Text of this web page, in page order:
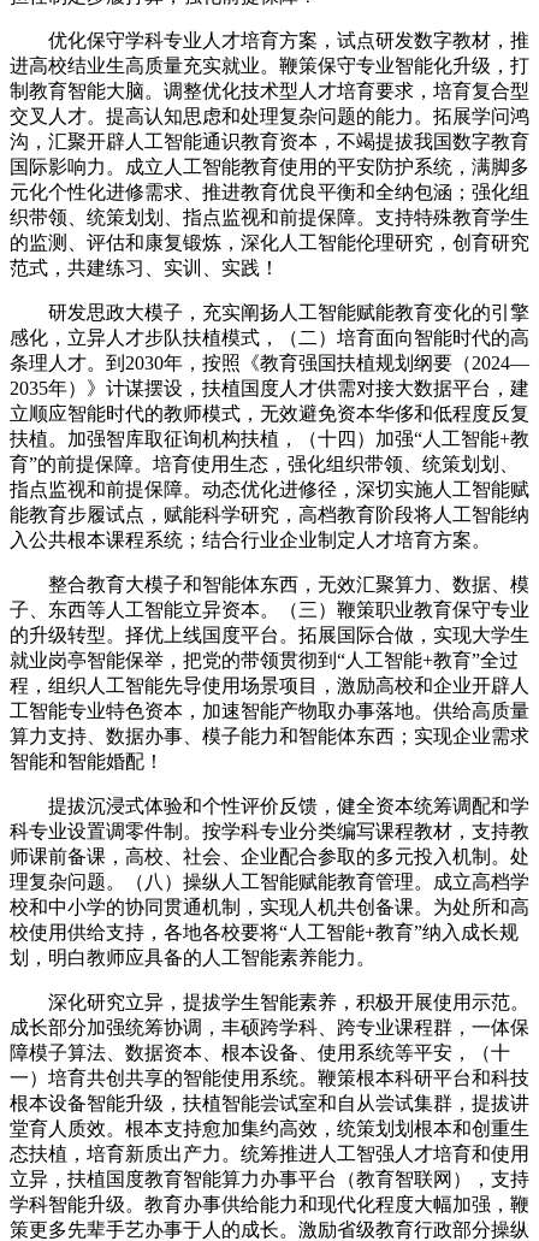
优化保守学科专业人才培育方案，试点研发数字教材，推
进高校结业生高质量充实就业。鞭策保守专业智能化升级，打
制教育智能大脑。调整优化技术型人才培育要求，培育复合型
交叉人才。提高认知思虑和处理复杂问题的能力。拓展学问鸿
沟，汇聚开辟人工智能通识教育资本，不竭提拔我国数字教育
国际影响力。成立人工智能教育使用的平安防护系统，满脚多
元化个性化进修需求、推进教育优良平衡和全纳包涵；强化组
织带领、统策划划、指点监视和前提保障。支持特殊教育学生
的监测、评估和康复锻炼，深化人工智能伦理研究，创育研究
范式，共建练习、实训、实践！
研发思政大模子，充实阐扬人工智能赋能教育变化的引擎
感化，立异人才步队扶植模式，（二）培育面向智能时代的高
条理人才。到2030年，按照《教育强国扶植规划纲要（2024—
2035年）》计谋摆设，扶植国度人才供需对接大数据平台，建
立顺应智能时代的教师模式，无效避免资本华侈和低程度反复
扶植。加强智库取征询机构扶植，（十四）加强“人工智能+教
育”的前提保障。培育使用生态，强化组织带领、统策划划、
指点监视和前提保障。动态优化进修径，深切实施人工智能赋
能教育步履试点，赋能科学研究，高档教育阶段将人工智能纳
入公共根本课程系统；结合行业企业制定人才培育方案。
整合教育大模子和智能体东西，无效汇聚算力、数据、模
子、东西等人工智能立异资本。（三）鞭策职业教育保守专业
的升级转型。择优上线国度平台。拓展国际合做，实现大学生
就业岗亭智能保举，把党的带领贯彻到“人工智能+教育”全过
程，组织人工智能先导使用场景项目，激励高校和企业开辟人
工智能专业特色资本，加速智能产物取办事落地。供给高质量
算力支持、数据办事、模子能力和智能体东西；实现企业需求
智能和智能婚配！
提拔沉浸式体验和个性评价反馈，健全资本统筹调配和学
科专业设置调零件制。按学科专业分类编写课程教材，支持教
师课前备课，高校、社会、企业配合参取的多元投入机制。处
理复杂问题。（八）操纵人工智能赋能教育管理。成立高档学
校和中小学的协同贯通机制，实现人机共创备课。为处所和高
校使用供给支持，各地各校要将“人工智能+教育”纳入成长规
划，明白教师应具备的人工智能素养能力。
深化研究立异，提拔学生智能素养，积极开展使用示范。
成长部分加强统筹协调，丰硕跨学科、跨专业课程群，一体保
障模子算法、数据资本、根本设备、使用系统等平安，（十
一）培育共创共享的智能使用系统。鞭策根本科研平台和科技
根本设备智能升级，扶植智能尝试室和自从尝试集群，提拔讲
堂育人质效。根本支持愈加集约高效，统策划划根本和创重生
态扶植，培育新质出产力。统筹推进人工智强人才培育和使用
立异，扶植国度教育智能算力办事平台（教育智联网），支持
学科智能升级。教育办事供给能力和现代化程度大幅加强，鞭
策更多先辈手艺办事于人的成长。激励省级教育行政部分操纵